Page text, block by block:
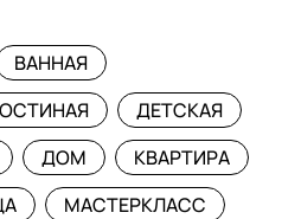
ВАННАЯ
ДЕТСКАЯ
ДОМ
КВАРТИРА
МАСТЕРКЛАСС